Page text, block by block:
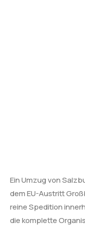
Ein Umzug von
dem EU-Austritt
reine Spedition
die komplette